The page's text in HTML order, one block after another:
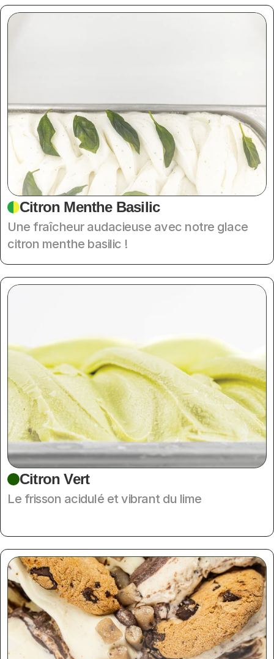
Citron Menthe Basilic
Une fraîcheur audacieuse avec notre glace
citron menthe basilic !
Citron Vert
Le frisson acidulé et vibrant du lime